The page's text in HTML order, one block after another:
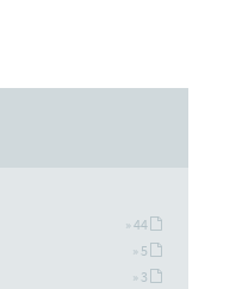
» 44
» 5
» 3